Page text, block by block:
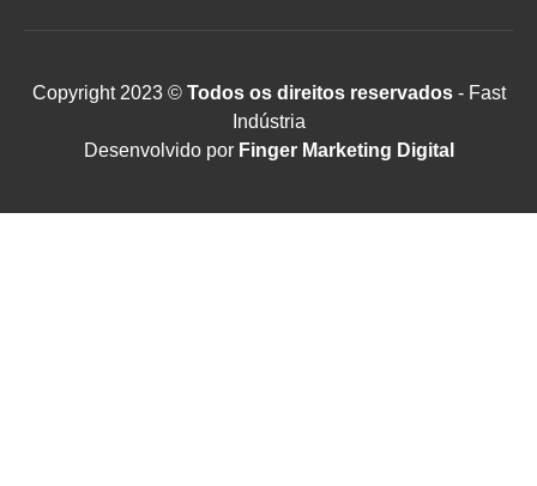
Copyright 2023 ©Todos os direitos reservados- Fast
Indústria
Desenvolvido por Finger Marketing Digital